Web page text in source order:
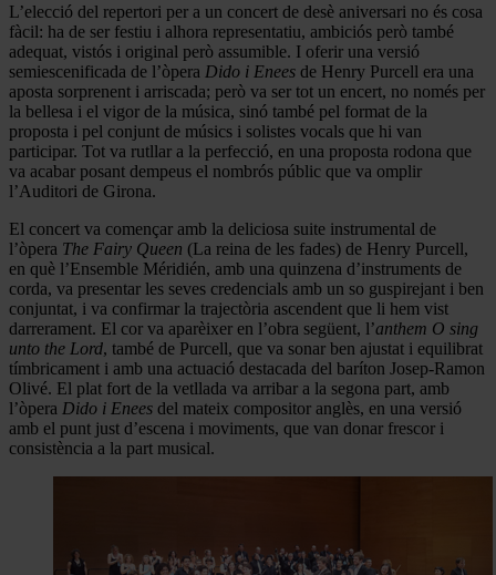
L’elecció del repertori per a un concert de desè aniversari no és cosa
fàcil: ha de ser festiu i alhora representatiu, ambiciós però també
adequat, vistós i original però assumible. I oferir una versió
semiescenificada de l’òpera Dido i Enees de Henry Purcell era una
aposta sorprenent i arriscada; però va ser tot un encert, no només per
la bellesa i el vigor de la música, sinó també pel format de la
proposta i pel conjunt de músics i solistes vocals que hi van
participar. Tot va rutllar a la perfecció, en una proposta rodona que
va acabar posant dempeus el nombrós públic que va omplir
l’Auditori de Girona.
El concert va començar amb la deliciosa suite instrumental de
l’òpera The Fairy Queen (La reina de les fades) de Henry Purcell,
en què l’Ensemble Méridién, amb una quinzena d’instruments de
corda, va presentar les seves credencials amb un so guspirejant i ben
conjuntat, i va confirmar la trajectòria ascendent que li hem vist
darrerament. El cor va aparèixer en l’obra següent, l’anthem O sing
unto the Lord, també de Purcell, que va sonar ben ajustat i equilibrat
tímbricament i amb una actuació destacada del baríton Josep-Ramon
Olivé. El plat fort de la vetllada va arribar a la segona part, amb
l’òpera Dido i Enees del mateix compositor anglès, en una versió
amb el punt just d’escena i moviments, que van donar frescor i
consistència a la part musical.